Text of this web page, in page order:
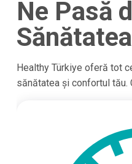
Ne Pasă
Healthy Türkiye oferă tot
sănătatea și confortul